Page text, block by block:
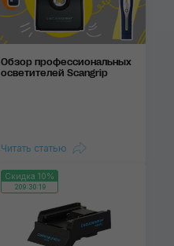
Обзор профессиона­ль­ных
осветите­лей Scangrip
Читать статью
Скидка 10%
209:30:19